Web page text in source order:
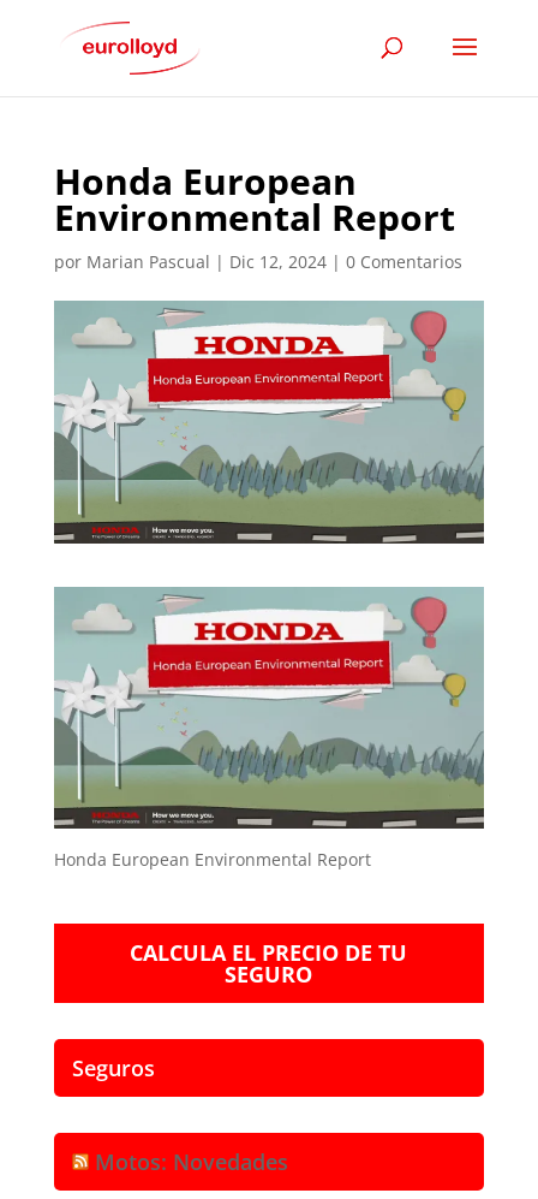
Honda European
Environmental Report
por Marian Pascual | Dic 12, 2024| 0 Comentarios
Honda European Environmental Report
CALCULA EL PRECIO DE TU
SEGURO
Seguros
Motos: Novedades